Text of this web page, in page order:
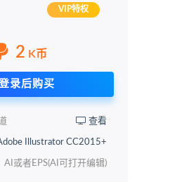
VIP特权
2 K币
录后购买
查看
Illustrator CC2015+
AI或者EPS(AI可打开编辑)